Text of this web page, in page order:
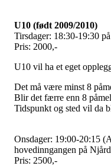
U10 (født 2009/2010)
Tirsdager: 18:30-19:30
Pris: 2000,-
U10 vil ha et eget
Det må være minst 8
Blir det færre enn 8
Tidspunkt og sted vil da
Onsdager: 19:00-20:15
hovedinngangen på
Pris: 2500,-